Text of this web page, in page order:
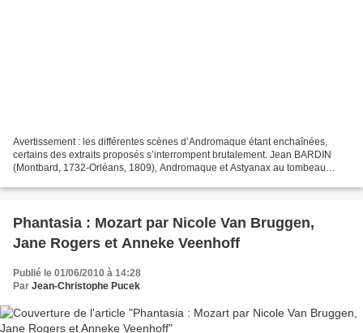
Avertissement : les différentes scènes d’Andromaque étant enchaînées,
certains des extraits proposés s’interrompent brutalement. Jean BARDIN
(Montbard, 1732-Orléans, 1809), Andromaque et Astyanax au tombeau
Phantasia : Mozart par Nicole Van Bruggen,
Jane Rogers et Anneke Veenhoff
Publié le 01/06/2010 à 14:28
Par Jean-Christophe Pucek